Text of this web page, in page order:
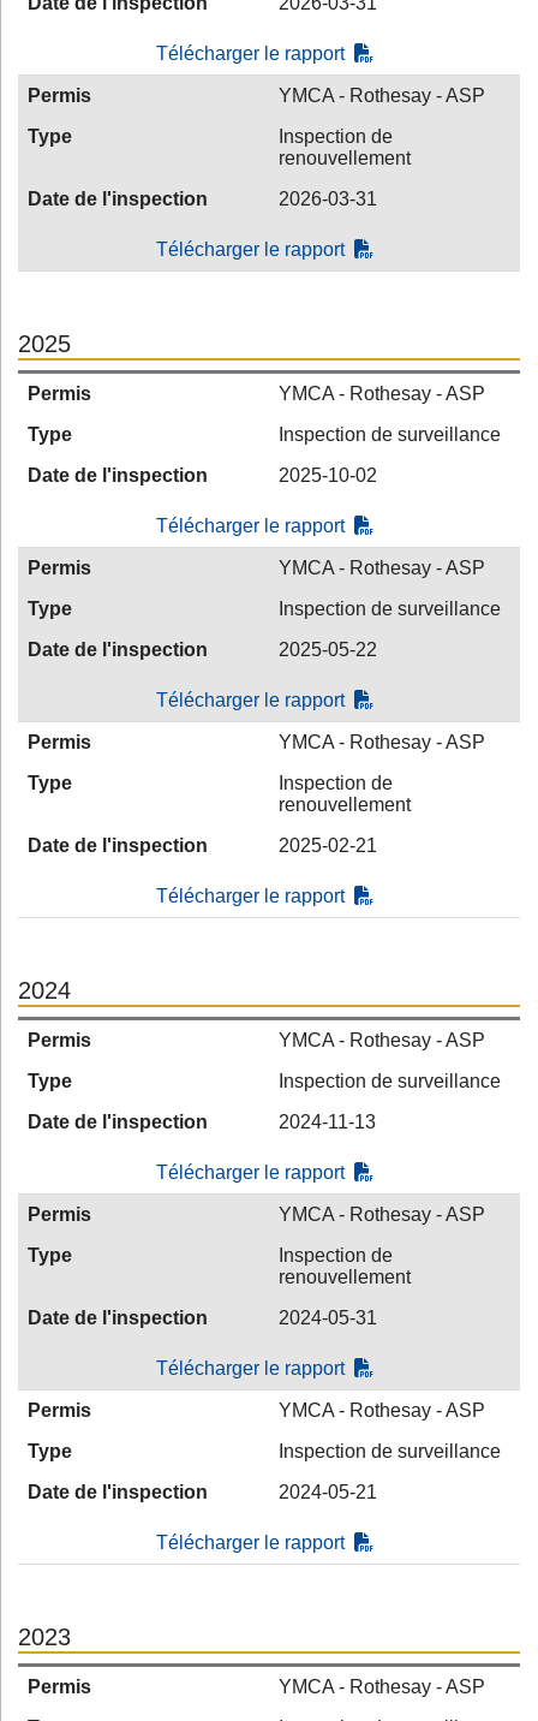
Télécharger le rapport
Permis
YMCA - Rothesay - ASP
Type
Inspection de
renouvellement
Date de l'inspection
2026-03-31
Télécharger le rapport
2025
Permis
YMCA - Rothesay - ASP
Type
Inspection de surveillance
Date de l'inspection
2025-10-02
Télécharger le rapport
Permis
YMCA - Rothesay - ASP
Type
Inspection de surveillance
Date de l'inspection
2025-05-22
Télécharger le rapport
Permis
YMCA - Rothesay - ASP
Type
Inspection de
renouvellement
Date de l'inspection
2025-02-21
Télécharger le rapport
2024
Permis
YMCA - Rothesay - ASP
Type
Inspection de surveillance
Date de l'inspection
2024-11-13
Télécharger le rapport
Permis
YMCA - Rothesay - ASP
Type
Inspection de
renouvellement
Date de l'inspection
2024-05-31
Télécharger le rapport
Permis
YMCA - Rothesay - ASP
Type
Inspection de surveillance
Date de l'inspection
2024-05-21
Télécharger le rapport
2023
Permis
YMCA - Rothesay - ASP